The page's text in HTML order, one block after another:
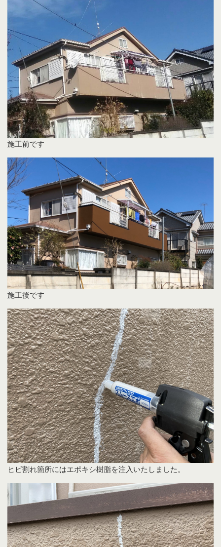
施工前です
施工後です
ヒビ割れ箇所にはエポキシ樹脂を注入いたしました。